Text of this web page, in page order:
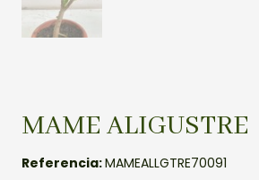
MAME ALIGUSTRE
Referencia:MAMEALLGTRE70091